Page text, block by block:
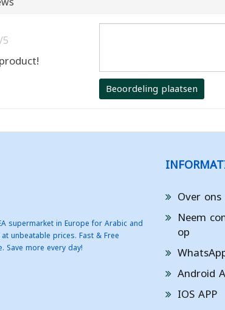
Beoordeling plaatsen
supermarket in Europe for Arabic and
unbeatable prices. Fast & Free
Save more every day!
Over ons
Neem
op
Android
IOS APP